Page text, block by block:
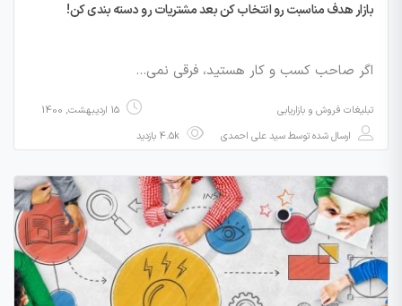
بازار هدف مناسبت رو انتخاب کن بعد مشتریات رو دسته بندی کن!
اگر صاحب کسب و کار هستید، فرقی نمی…
تبلیغات فروش و بازاریابی
15 اردیبهشت, 1400
ارسال شده توسطسید علی احمدی